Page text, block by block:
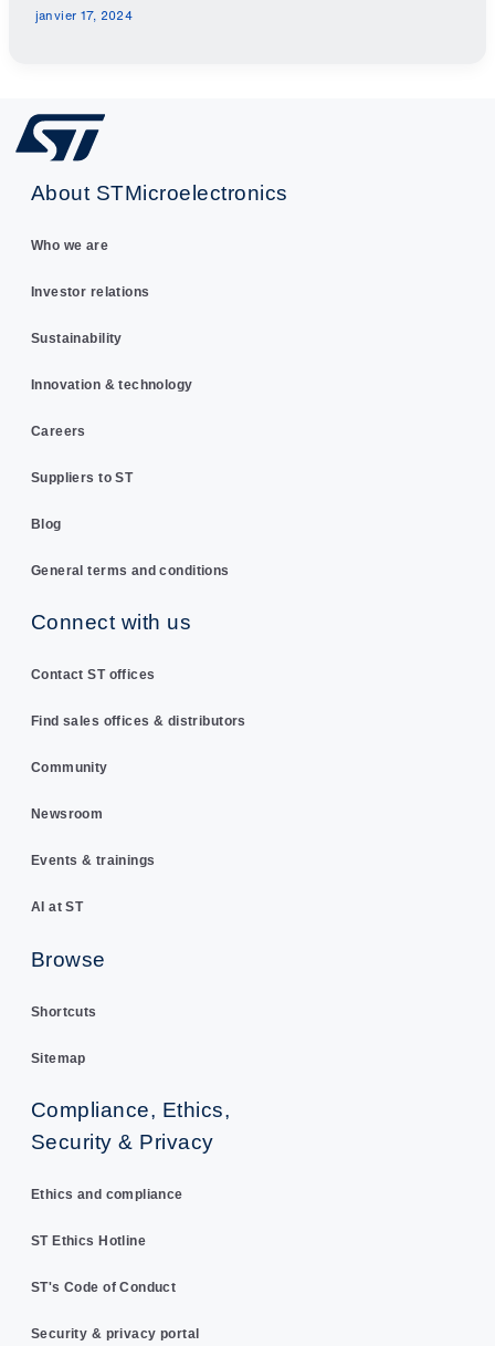
janvier 17, 2024
About STMicroelectronics
Who we are
Investor relations
Sustainability
Innovation & technology
Careers
Suppliers to ST
Blog
General terms and conditions
Connect with us
Contact ST offices
Find sales offices & distributors
Community
Newsroom
Events & trainings
AI at ST
Browse
Shortcuts
Sitemap
Compliance, Ethics,
Security & Privacy
Ethics and compliance
ST Ethics Hotline
ST's Code of Conduct
Security & privacy portal